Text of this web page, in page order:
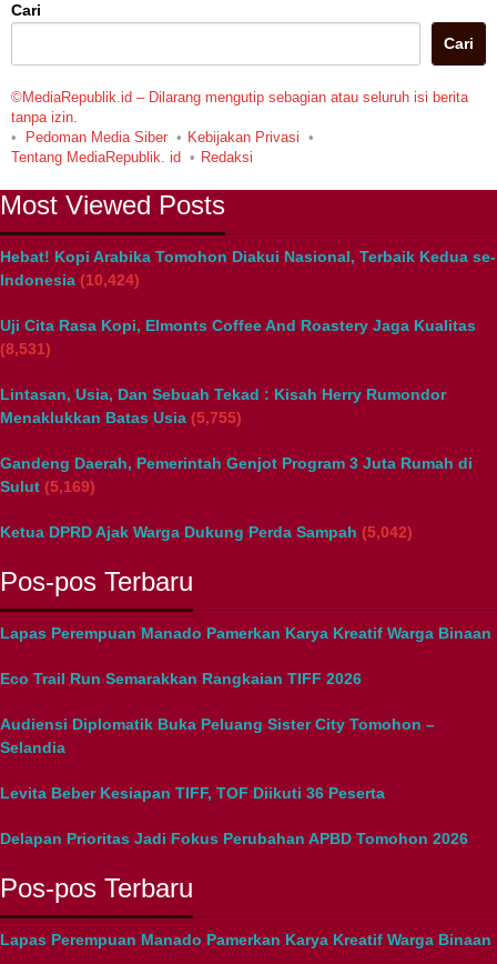
Cari
Cari
©MediaRepublik.id – Dilarang mengutip sebagian atau seluruh isi berita
tanpa izin.
Pedoman Media Siber
Kebijakan Privasi
Tentang MediaRepublik. id
Redaksi
Most Viewed Posts
Hebat! Kopi Arabika Tomohon Diakui Nasional, Terbaik Kedua se-
Indonesia (10,424)
Uji Cita Rasa Kopi, Elmonts Coffee And Roastery Jaga Kualitas
(8,531)
Lintasan, Usia, Dan Sebuah Tekad : Kisah Herry Rumondor
Menaklukkan Batas Usia (5,755)
Gandeng Daerah, Pemerintah Genjot Program 3 Juta Rumah di
Sulut (5,169)
Ketua DPRD Ajak Warga Dukung Perda Sampah (5,042)
Pos-pos Terbaru
Lapas Perempuan Manado Pamerkan Karya Kreatif Warga Binaan
Eco Trail Run Semarakkan Rangkaian TIFF 2026
Audiensi Diplomatik Buka Peluang Sister City Tomohon –
Selandia
Levita Beber Kesiapan TIFF, TOF Diikuti 36 Peserta
Delapan Prioritas Jadi Fokus Perubahan APBD Tomohon 2026
Pos-pos Terbaru
Lapas Perempuan Manado Pamerkan Karya Kreatif Warga Binaan